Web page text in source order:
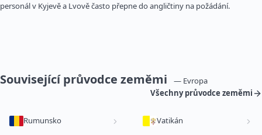
personál v Kyjevě a Lvově často přepne do angličtiny na požádání.
Související průvodce zeměmi
— Evropa
Všechny průvodce zeměmi
Rumunsko Vatikán